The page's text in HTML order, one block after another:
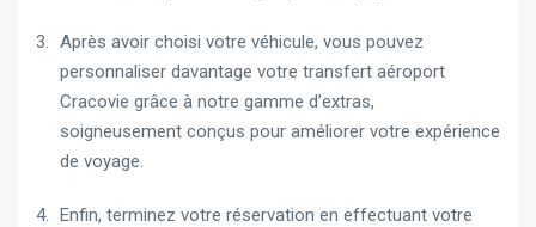
Après avoir choisi votre véhicule, vous pouvez
personnaliser davantage votre transfert aéroport
Cracovie grâce à notre gamme d’extras,
soigneusement conçus pour améliorer votre expérience
de voyage.
Enfin, terminez votre réservation en effectuant votre